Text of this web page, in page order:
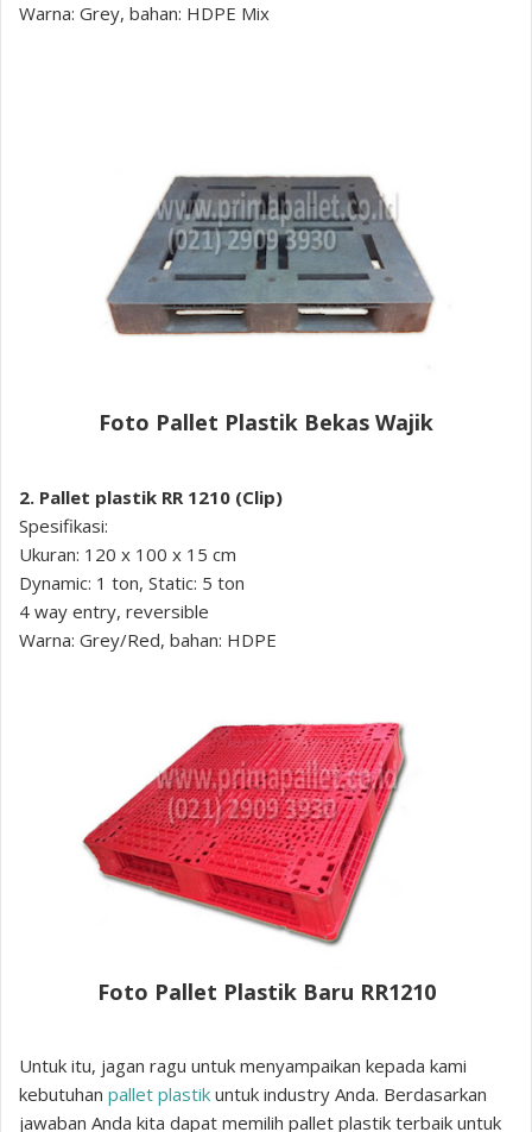
Warna: Grey, bahan: HDPE Mix
Foto Pallet Plastik Bekas Wajik
2. Pallet plastik RR 1210 (Clip)
Spesifikasi:
Ukuran: 120 x 100 x 15 cm
Dynamic: 1 ton, Static: 5 ton
4 way entry, reversible
Warna: Grey/Red, bahan: HDPE
Foto Pallet Plastik Baru RR1210
Untuk itu, jagan ragu untuk menyampaikan kepada kami
kebutuhan pallet plastik untuk industry Anda. Berdasarkan
jawaban Anda kita dapat memilih pallet plastik terbaik untuk